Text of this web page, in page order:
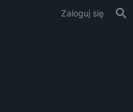
Zaloguj się